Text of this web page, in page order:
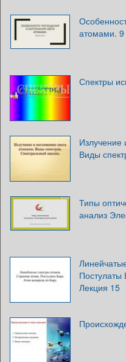
атомами. 9
Спектры
Излучение
Виды
Типы
анализ
Постулаты
Лекция 15